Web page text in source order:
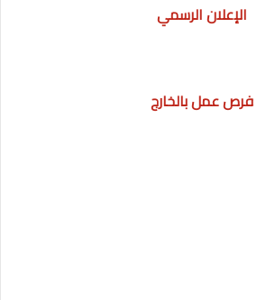
الإعلان الرسمي
فرص عمل بالخارج